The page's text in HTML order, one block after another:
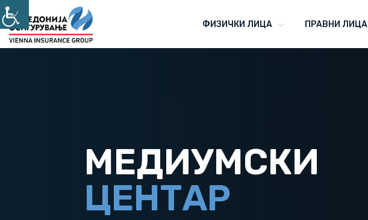
ФИЗИЧКИ ЛИЦА ПРАВНИ ЛИЦА
МЕДИУМСКИ
ЦЕНТАР